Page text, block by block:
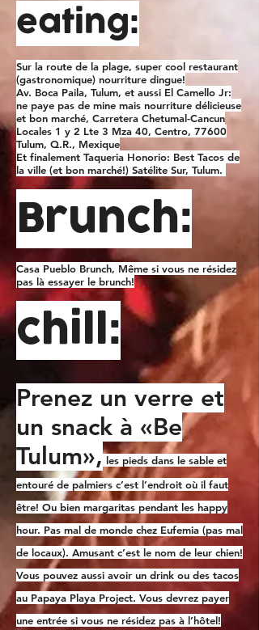
eating:
Sur la route de la plage, super cool restaurant
(gastronomique) nourriture dingue!
Av. Boca Paila, Tulum, et aussi El Camello Jr:
ne paye pas de mine mais nourriture délicieuse
et bon marché, Carretera Chetumal-Cancun
Locales 1 y 2 Lte 3 Mza 40, Centro, 77600
Tulum, Q.R., Mexique
Et finalement Taqueria Honorio: Best Tacos de
la ville (et bon marché!) Satélite Sur, Tulum.
Brunch:
Casa Pueblo Brunch, Même si vous ne résidez
pas là essayer le brunch!
chill:
Prenez un verre et
un snack à «Be
Tulum», les pieds dans le sable et
entouré de palmiers c’est l’endroit où il faut
être! Ou bien margaritas pendant les happy
hour. Pas mal de monde chez Eufemia (pas mal
de locaux). Amusant c’est le nom de leur chien!
Vous pouvez aussi avoir un drink ou des tacos
au Papaya Playa Project. Vous devrez payer
une entrée si vous ne résidez pas à l’hôtel!